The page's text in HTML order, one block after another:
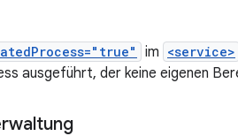
im <service>
ausgeführt, der keine eigenen